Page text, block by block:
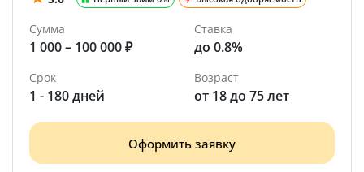
Сумма
1 000 – 100 000 ₽
Ставка
до 0.8%
Срок
1 - 180 дней
Возраст
от 18 до 75 лет
Оформить заявку